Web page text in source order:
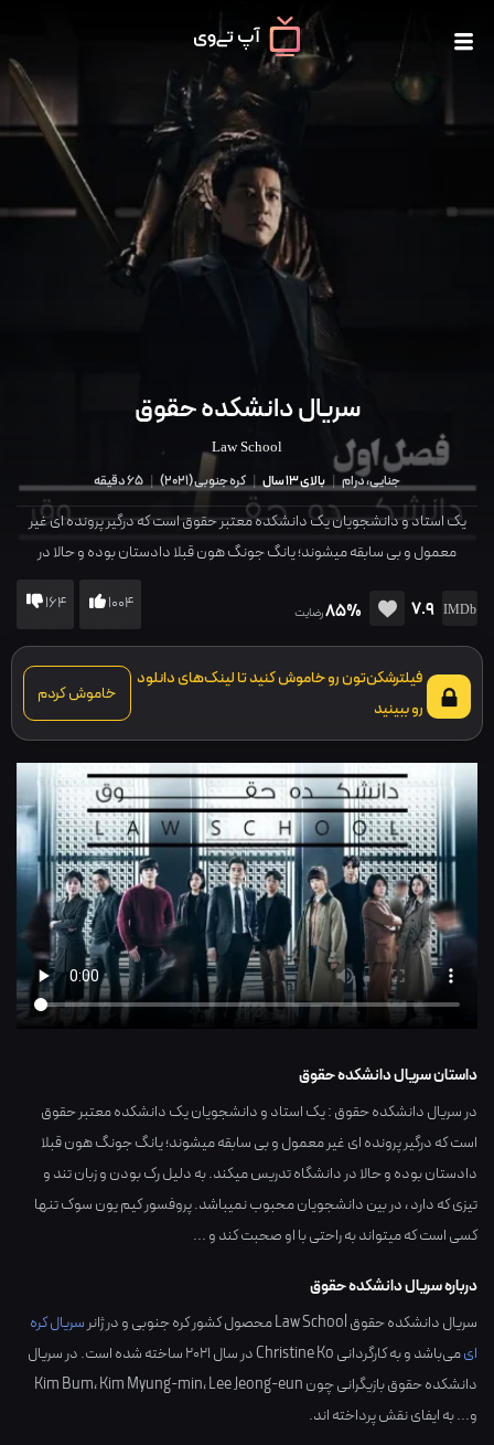
سریال دانشکده حقوق
Law School
جنایی، درام | بالای 13 سال | کره جنوبی(
2021
)
| 65 دقیقه
یک استاد و دانشجویان یک دانشکده معتبر حقوق است که درگیر پرونده ای غیر
معمول و بی سابقه میشوند؛ یانگ جونگ هون قبلا دادستان بوده و حالا در
دانشگاه تدریس میکند. به دلیل رک بودن و زبان تند و تیزی که دارد ، در بین
دانشجویان محبوب نمیباشد. پروفسور کیم یون سوک تنها کسی است که میتواند
به راحتی با او صحبت کند و ...
7.9
85%رضایت 1004
164
فیلترشکن‌تون رو خاموش کنید تا لینک‌های دانلود
رو ببینید
خاموش کردم
داستان سریال دانشکده حقوق
در سریال دانشکده حقوق : یک استاد و دانشجویان یک دانشکده معتبر حقوق
است که درگیر پرونده ای غیر معمول و بی سابقه میشوند؛ یانگ جونگ هون قبلا
دادستان بوده و حالا در دانشگاه تدریس میکند. به دلیل رک بودن و زبان تند و
تیزی که دارد ، در بین دانشجویان محبوب نمیباشد. پروفسور کیم یون سوک تنها
کسی است که میتواند به راحتی با او صحبت کند و ...
درباره سریال دانشکده حقوق
سریال دانشکده حقوق Law School محصول کشور کره جنوبیو در ژانرسریال کره
ایمی‌باشد و به کارگردانیChristine Koدر سال2021ساخته شده است. در سریال
دانشکده حقوق بازیگرانی چون
Kim Bum،Kim Myung-min،Lee Jeong-eun
و... به ایفای نقش پرداخته اند.